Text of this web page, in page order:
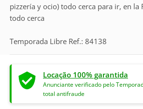
pizzería y ocio) todo cerca para ir, en la
todo cerca
Temporada Libre Ref.: 84138
Locação 100% garantida
Anunciante verificado pelo
total antifraude